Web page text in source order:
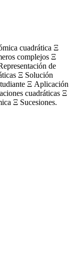
cuadrática Ξ
complejos Ξ
de
Ξ Solución
Ξ Aplicación
cuadráticas Ξ
Ξ Sucesiones.